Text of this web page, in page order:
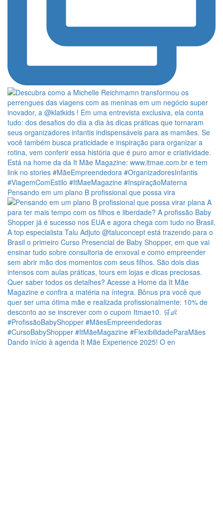
Pensando em um plano B profissional que possa vira
Dando início à agenda It Mãe Experience 2025! O en